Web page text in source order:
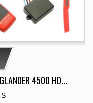
4500 HD...